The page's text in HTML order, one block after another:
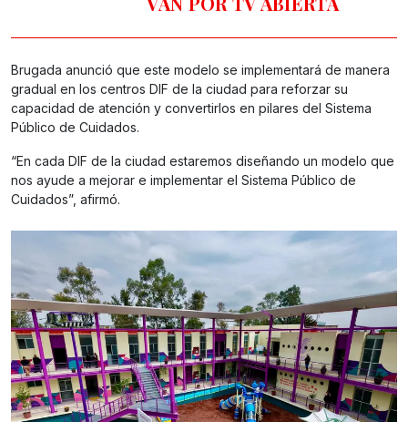
Brugada anunció que este modelo se implementará de manera
gradual en los centros DIF de la ciudad para reforzar su
capacidad de atención y convertirlos en pilares del Sistema
Público de Cuidados.
“En cada DIF de la ciudad estaremos diseñando un modelo que
nos ayude a mejorar e implementar el Sistema Público de
Cuidados”, afirmó.